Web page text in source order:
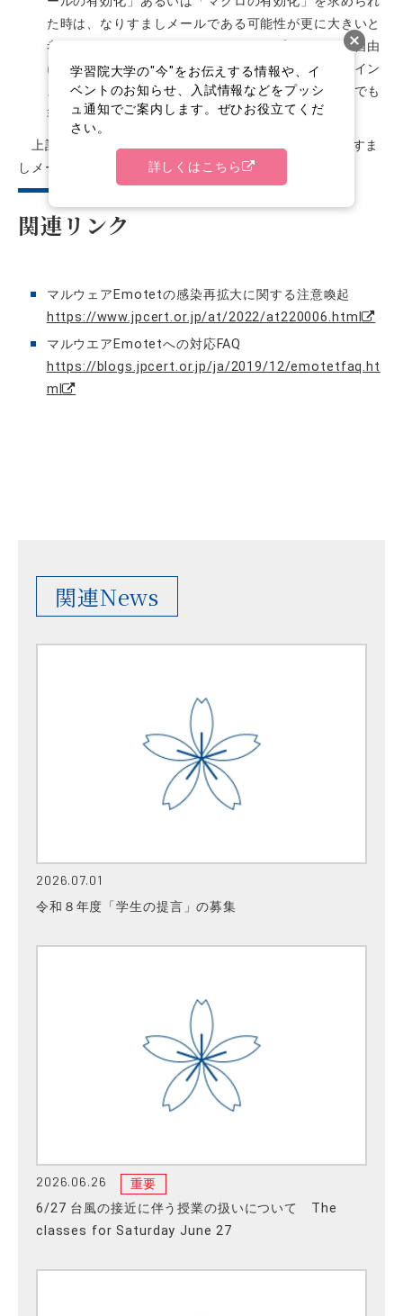
た時は、なりすましメールである可能性が更に大きいと
考えて下さい。マクロとは、ユーザがプログラムを自由
に文書に埋め込める機能で、マクロにマルウェアのイン
ストーラーを埋め込む手口は、古典的ですが、現在でも
非常に有効な手法です。
上記の条件に合致するときは、作業を中断して、なりすま
しメールでないか、もう一度確認して下さい。
関連リンク
マルウェアEmotetの感染再拡大に関する注意喚起
https://www.jpcert.or.jp/at/2022/at220006.html
マルウエアEmotetへの対応FAQ
https://blogs.jpcert.or.jp/ja/2019/12/emotetfaq.ht
ml
関連News
2026.07.01
令和８年度「学生の提言」の募集
2026.06.26 重要
6/27 台風の接近に伴う授業の扱いについて The
classes for Saturday June 27
学習院大学の"今"をお伝えする情報や、イ
ベントのお知らせ、入試情報などをプッシ
ュ通知でご案内します。ぜひお役立てくだ
さい。
詳しくはこちら